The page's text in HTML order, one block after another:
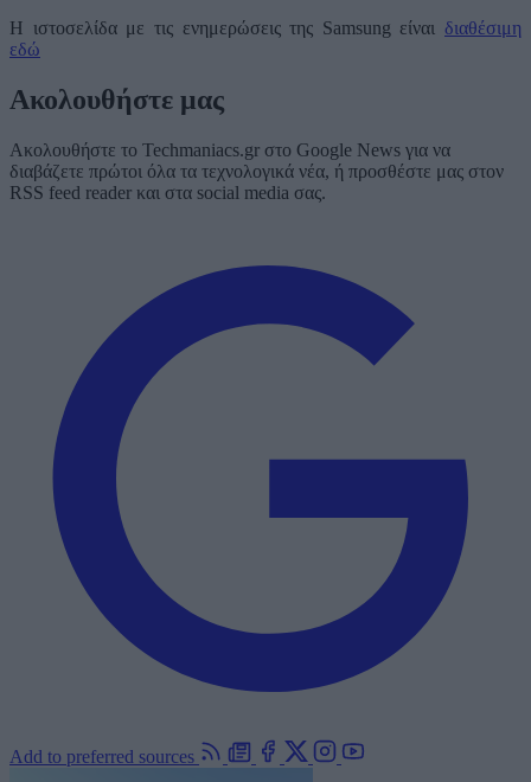
Η ιστοσελίδα με τις ενημερώσεις της Samsung είναι διαθέσιμη
εδώ
Ακολουθήστε μας
Ακολουθήστε το Techmaniacs.gr στο Google News για να
διαβάζετε πρώτοι όλα τα τεχνολογικά νέα, ή προσθέστε μας στον
RSS feed reader και στα social media σας.
Add to preferred sources